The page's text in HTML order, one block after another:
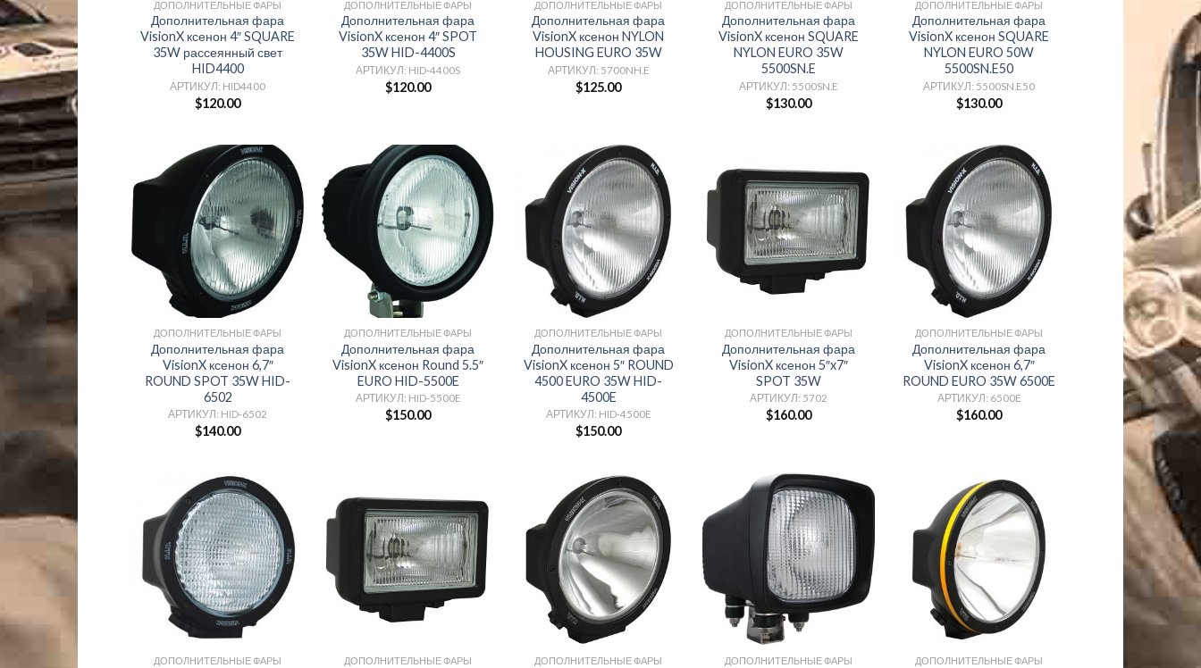
ДОПОЛНИТЕЛЬНЫЕ ФАРЫ
Дополнительная фара
VisionX ксенон 4″ SQUARE
35W рассеянный свет
HID4400
АРТИКУЛ: HID4400
$120.00
ДОПОЛНИТЕЛЬНЫЕ ФАРЫ
Дополнительная фара
VisionX ксенон 4″ SPOT
35W HID-4400S
АРТИКУЛ: HID-4400S
$120.00
ДОПОЛНИТЕЛЬНЫЕ ФАРЫ
Дополнительная фара
VisionX ксенон NYLON
HOUSING EURO 35W
АРТИКУЛ: 5700NH.E
$125.00
ДОПОЛНИТЕЛЬНЫЕ ФАРЫ
Дополнительная фара
VisionX ксенон SQUARE
NYLON EURO 35W
5500SN.E
АРТИКУЛ: 5500SN.E
$130.00
ДОПОЛНИТЕЛЬНЫЕ ФАРЫ
Дополнительная фара
VisionX ксенон SQUARE
NYLON EURO 50W
5500SN.E50
АРТИКУЛ: 5500SN.E50
$130.00
ДОПОЛНИТЕЛЬНЫЕ ФАРЫ
Дополнительная фара
VisionX ксенон 6,7″
ROUND SPOT 35W HID-
6502
АРТИКУЛ: HID-6502
$140.00
ДОПОЛНИТЕЛЬНЫЕ ФАРЫ
Дополнительная фара
VisionX ксенон Round 5.5″
EURO HID-5500E
АРТИКУЛ: HID-5500E
$150.00
ДОПОЛНИТЕЛЬНЫЕ ФАРЫ
Дополнительная фара
VisionX ксенон 5″ ROUND
4500 EURO 35W HID-
4500E
АРТИКУЛ: HID-4500E
$150.00
ДОПОЛНИТЕЛЬНЫЕ ФАРЫ
Дополнительная фара
VisionX ксенон 5″x7″
SPOT 35W
АРТИКУЛ: 5702
$160.00
ДОПОЛНИТЕЛЬНЫЕ ФАРЫ
Дополнительная фара
VisionX ксенон 6,7″
ROUND EURO 35W 6500E
АРТИКУЛ: 6500E
$160.00
ДОПОЛНИТЕЛЬНЫЕ ФАРЫ ДОПОЛНИТЕЛЬНЫЕ ФАРЫ ДОПОЛНИТЕЛЬНЫЕ ФАРЫ ДОПОЛНИТЕЛЬНЫЕ ФАРЫ ДОПОЛНИТЕЛЬНЫЕ ФАРЫ